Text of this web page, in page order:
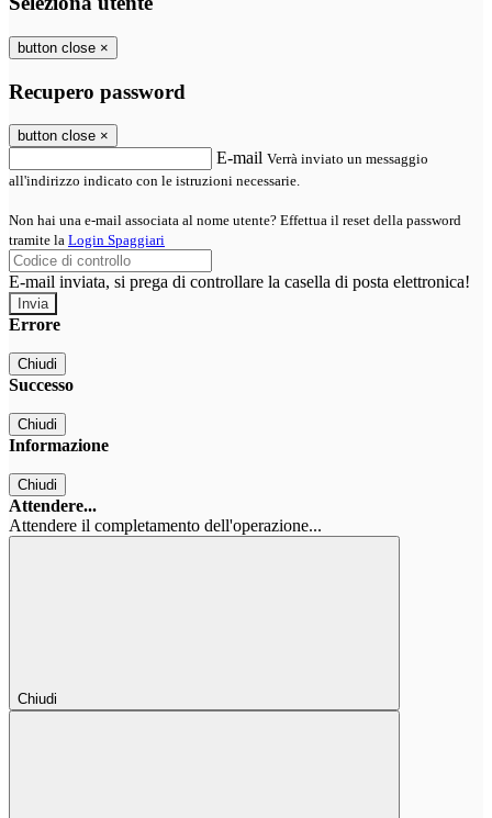
button close ×
Recupero password
button close ×
E-mail Verrà inviato un messaggio
all'indirizzo indicato con le istruzioni necessarie.
Non hai una e-mail associata al nome utente? Effettua il reset della password
tramite la Login Spaggiari
E-mail inviata, si prega di controllare la casella di posta elettronica!
Errore
Chiudi
Successo
Chiudi
Informazione
Chiudi
Attendere...
Attendere il completamento dell'operazione...
Chiudi